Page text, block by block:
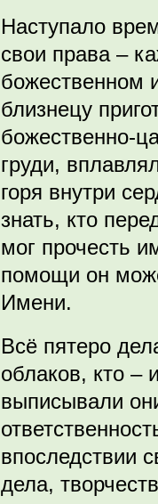
Наступало
свои права –
божественном
близнецу
божественно-
груди,
горя внутри
знать, кто
мог прочесть
помощи он
Имени.
Всё пятеро
облаков, кто –
выписывали
впоследствии
дела,